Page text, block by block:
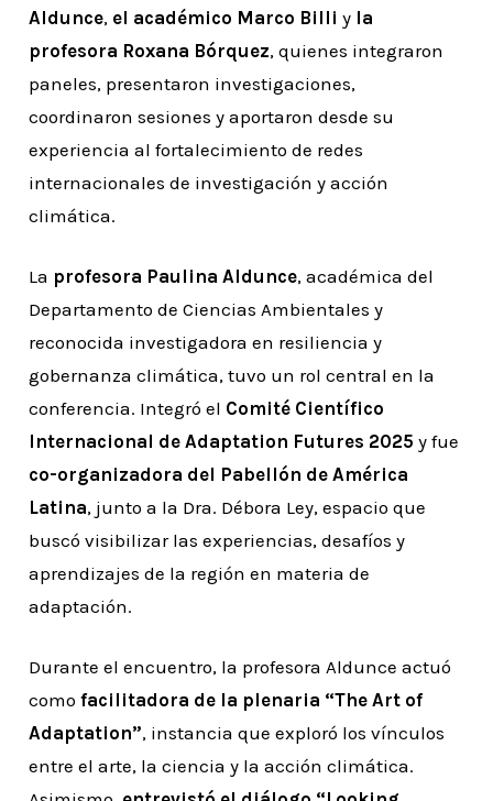
Aldunce, el académico Marco Billi y la
profesora Roxana Bórquez, quienes integraron
paneles, presentaron investigaciones,
coordinaron sesiones y aportaron desde su
experiencia al fortalecimiento de redes
internacionales de investigación y acción
climática.
La profesora Paulina Aldunce, académica del
Departamento de Ciencias Ambientales y
reconocida investigadora en resiliencia y
gobernanza climática, tuvo un rol central en la
conferencia. Integró el Comité Científico
Internacional de Adaptation Futures 2025 y fue
co-organizadora del Pabellón de América
Latina, junto a la Dra. Débora Ley, espacio que
buscó visibilizar las experiencias, desafíos y
aprendizajes de la región en materia de
adaptación.
Durante el encuentro, la profesora Aldunce actuó
comofacilitadora de la plenaria “The Art of
Adaptation”, instancia que exploró los vínculos
entre el arte, la ciencia y la acción climática.